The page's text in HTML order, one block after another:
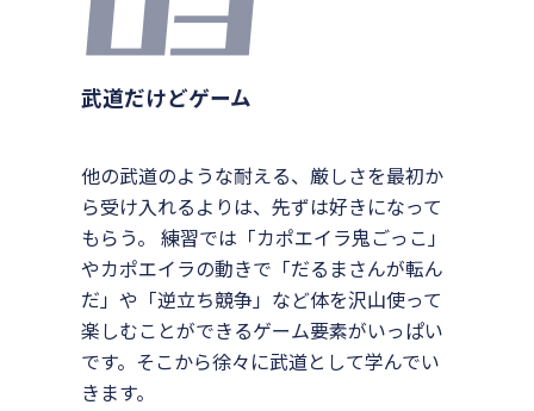
武道だけどゲーム
他の武道のような耐える、厳しさを最初か
ら受け入れるよりは、先ずは好きになって
もらう。 練習では「カポエイラ鬼ごっこ」
やカポエイラの動きで「だるまさんが転ん
だ」や「逆立ち競争」など体を沢山使って
楽しむことができるゲーム要素がいっぱい
です。そこから徐々に武道として学んでい
きます。